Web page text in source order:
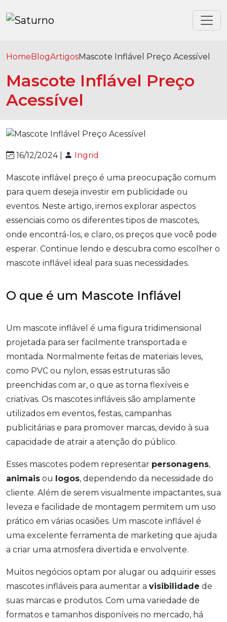
HomeBlogArtigosMascote Inflável Preço Acessível
Mascote Inflável Preço
Acessível
16/12/2024 | Ingrid
Mascote inflável preço é uma preocupação comum
para quem deseja investir em publicidade ou
eventos. Neste artigo, iremos explorar aspectos
essenciais como os diferentes tipos de mascotes,
onde encontrá-los, e claro, os preços que você pode
esperar. Continue lendo e descubra como escolher o
mascote inflável ideal para suas necessidades.
O que é um Mascote Inflável
Um mascote inflável é uma figura tridimensional
projetada para ser facilmente transportada e
montada. Normalmente feitas de materiais leves,
como PVC ou nylon, essas estruturas são
preenchidas com ar, o que as torna flexíveis e
criativas. Os mascotes infláveis são amplamente
utilizados em eventos, festas, campanhas
publicitárias e para promover marcas, devido à sua
capacidade de atrair a atenção do público.
Esses mascotes podem representar personagens,
animais ou logos, dependendo da necessidade do
cliente. Além de serem visualmente impactantes, sua
leveza e facilidade de montagem permitem um uso
prático em várias ocasiões. Um mascote inflável é
uma excelente ferramenta de marketing que ajuda
a criar uma atmosfera divertida e envolvente.
Muitos negócios optam por alugar ou adquirir esses
mascotes infláveis para aumentar a visibilidade de
suas marcas e produtos. Com uma variedade de
formatos e tamanhos disponíveis no mercado, há